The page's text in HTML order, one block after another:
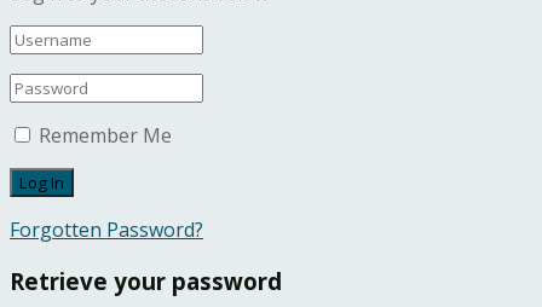
Remember Me
Forgotten Password?
Retrieve your password